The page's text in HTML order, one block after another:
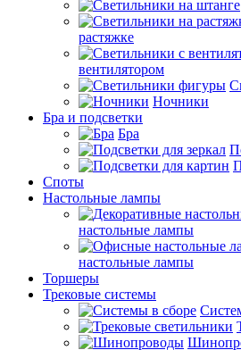
растяжке
вентилятором
Ночники
Бра и подсветки
Бра
Споты
Настольные лампы
настольные лампы
настольные лампы
Торшеры
Трековые системы